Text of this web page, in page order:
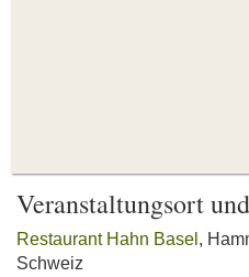
Veranstaltungsort
Restaurant Hahn Basel ,
Schweiz